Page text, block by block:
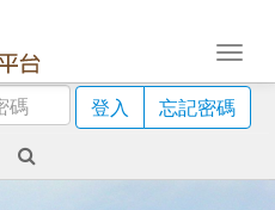
登入
忘記密碼